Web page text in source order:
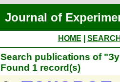
Journal of
HOME
Search publications of
Found 1 record(s)